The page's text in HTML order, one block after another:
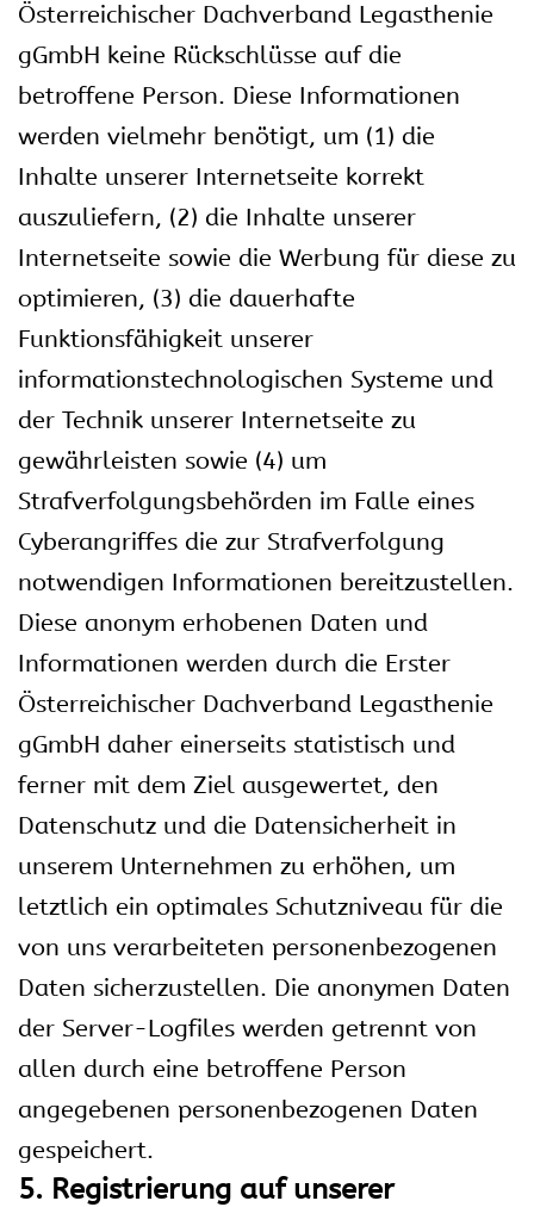
Österreichischer Dachverband Legasthenie
gGmbH keine Rückschlüsse auf die
betroffene Person. Diese Informationen
werden vielmehr benötigt, um (1) die
Inhalte unserer Internetseite korrekt
auszuliefern, (2) die Inhalte unserer
Internetseite sowie die Werbung für diese zu
optimieren, (3) die dauerhafte
Funktionsfähigkeit unserer
informationstechnologischen Systeme und
der Technik unserer Internetseite zu
gewährleisten sowie (4) um
Strafverfolgungsbehörden im Falle eines
Cyberangriffes die zur Strafverfolgung
notwendigen Informationen bereitzustellen.
Diese anonym erhobenen Daten und
Informationen werden durch die Erster
Österreichischer Dachverband Legasthenie
gGmbH daher einerseits statistisch und
ferner mit dem Ziel ausgewertet, den
Datenschutz und die Datensicherheit in
unserem Unternehmen zu erhöhen, um
letztlich ein optimales Schutzniveau für die
von uns verarbeiteten personenbezogenen
Daten sicherzustellen. Die anonymen Daten
der Server-Logfiles werden getrennt von
allen durch eine betroffene Person
angegebenen personenbezogenen Daten
gespeichert.
5. Registrierung auf unserer